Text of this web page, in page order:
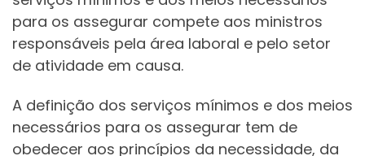
para os assegurar compete aos ministros
responsáveis pela área laboral e pelo setor
de atividade em causa.
A definição dos serviços mínimos e dos meios
necessários para os assegurar tem de
obedecer aos princípios da necessidade, da